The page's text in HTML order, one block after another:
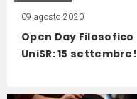
09 agosto 2020
Open Day Filosofico
UniSR: 15 settembre!